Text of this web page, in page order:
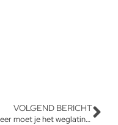
VOLGEND BERICHT
Wanneer moet je het weglatingsstreepje gebruiken?